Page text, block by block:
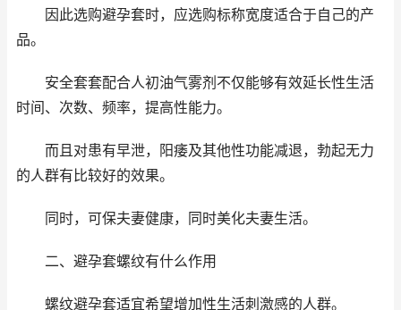
因此选购避孕套时，应选购标称宽度适合于自己的产
品。
安全套套配合人初油气雾剂不仅能够有效延长性生活
时间、次数、频率，提高性能力。
而且对患有早泄，阳痿及其他性功能减退，勃起无力
的人群有比较好的效果。
同时，可保夫妻健康，同时美化夫妻生活。
二、避孕套螺纹有什么作用
螺纹避孕套适宜希望增加性生活刺激感的人群。